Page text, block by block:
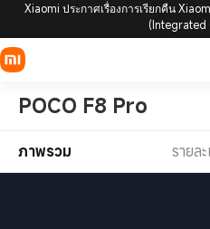
Xiaomi ประกาศเรื่องการเรียกคืน
(Integrated
POCO F8 Pro
ภาพรวม รายล